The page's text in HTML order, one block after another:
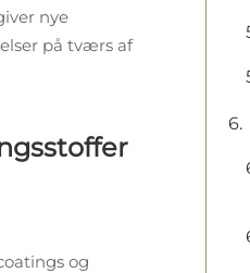
nye
på tværs af
og